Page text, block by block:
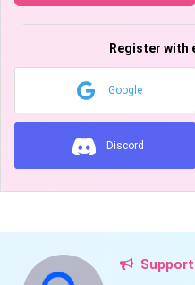
Register with
Google
Discord
Support